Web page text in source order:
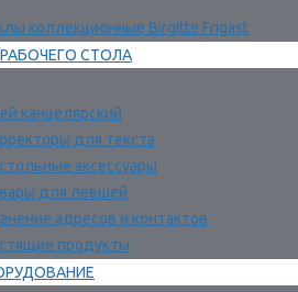
коллекционные Birgitte Frigast
СТОЛА
канцелярский
для текста
аксессуары
для левшей
адресов и контактов
продукты